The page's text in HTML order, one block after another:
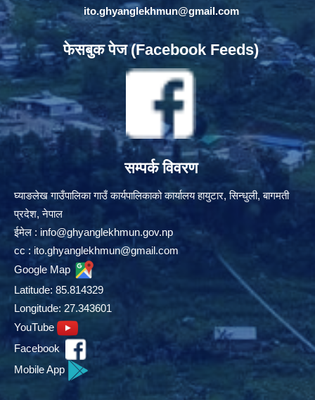
ito.ghyanglekhmun@gmail.com
फेसबुक पेज (Facebook Feeds)
सम्पर्क विवरण
घ्याङलेख गाउँपालिका गाउँ कार्यपालिकाको कार्यालय हायुटार, सिन्धुली, बागमती
प्रदेश, नेपाल
ईमेल : info@ghyanglekhmun.gov.np
cc : ito.ghyanglekhmun@gmail.com
Google Map
Latitude: 85.814329
Longitude: 27.343601
YouTube
Facebook
Mobile App